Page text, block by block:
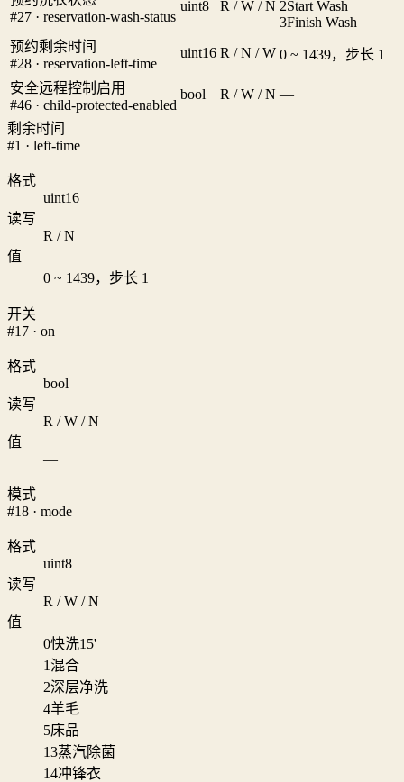
#27 · reservation-wash-status
uint8 R / W / N 2Start Wash
3Finish Wash
预约剩余时间
#28 · reservation-left-time
uint16 R / N / W 0 ~ 1439，步长 1
安全远程控制启用
#46 · child-protected-enabled
bool R / W / N —
剩余时间
#1 · left-time
格式
uint16
读写
R / N
值
0 ~ 1439，步长 1
开关
#17 · on
格式
bool
读写
R / W / N
值
—
模式
#18 · mode
格式
uint8
读写
R / W / N
值
0快洗15'
1 混合
2深层净洗
4羊毛
5床品
13蒸汽除菌
14冲锋衣